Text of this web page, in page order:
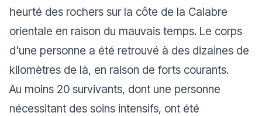
heurté des rochers sur la côte de la Calabre
orientale en raison du mauvais temps. Le corps
d'une personne a été retrouvé à des dizaines de
kilomètres de là, en raison de forts courants.
Au moins 20 survivants, dont une personne
nécessitant des soins intensifs, ont été